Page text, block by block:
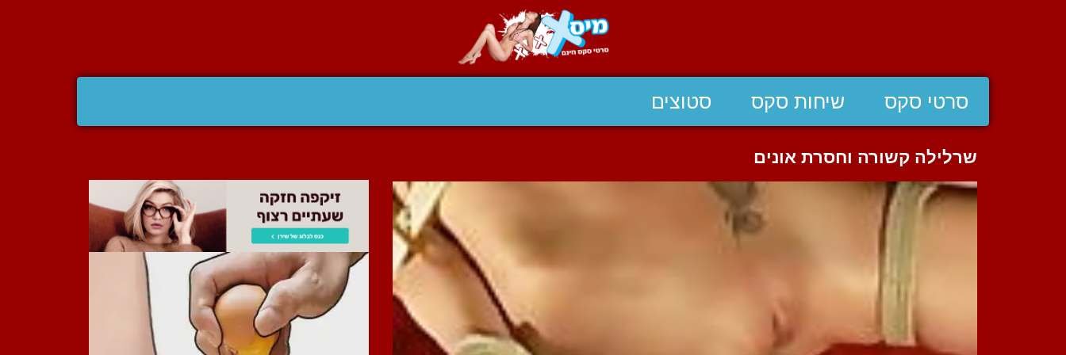
סרטי סקס שיחות סקס סטוצים
שרלילה קשורה וחסרת אונים